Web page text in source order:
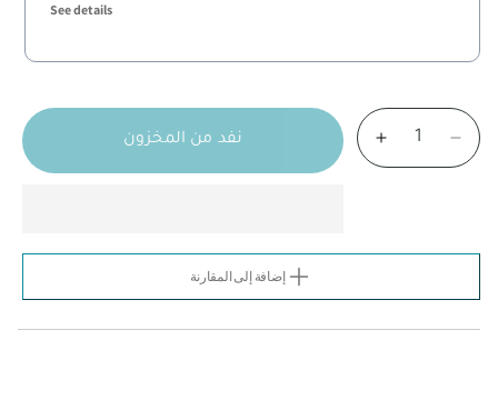
See details
الكمية
Lemon
Italy
زيادة
الكمية
Lemon
Italy
نفد من المخزون
إضافة إلى المقارنة